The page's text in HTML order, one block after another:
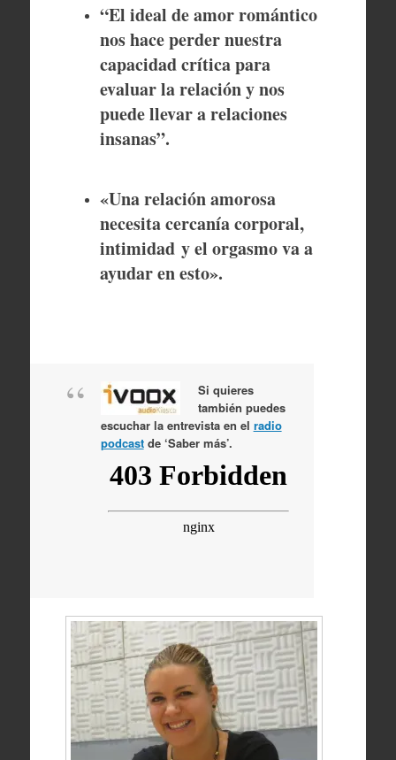
“El ideal de amor romántico
nos hace perder nuestra
capacidad crítica para
evaluar la relación y nos
puede llevar a relaciones
insanas”.
«Una relación amorosa
necesita cercanía corporal,
intimidady el orgasmo va a
ayudar en esto».
Si quieres
también puedes
escuchar la entrevista en el radio
podcastde ‘Saber más’.